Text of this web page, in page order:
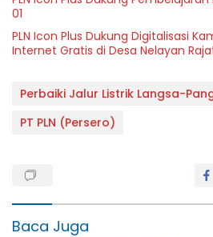
01
PLN Icon Plus Dukung Digitalisasi
Internet Gratis di Desa Nelayan
Perbaiki Jalur Listrik Langsa-
PT PLN (Persero)
Baca Juga